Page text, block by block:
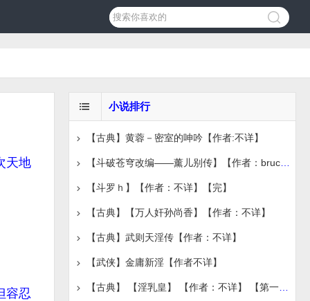
天地
容忍
小说排行
【古典】黄蓉－密室的呻吟【作者:不详】
【斗破苍穹改编——薰儿别传】【作者：bruce1986】【完
【斗罗ｈ】【作者：不详】【完】
【古典】【万人奸孙尚香】【作者：不详】
【古典】武则天淫传【作者：不详】
【武侠】金庸新淫【作者不详】
【古典】 【淫乳皇】 【作者：不详】 【第一章节】